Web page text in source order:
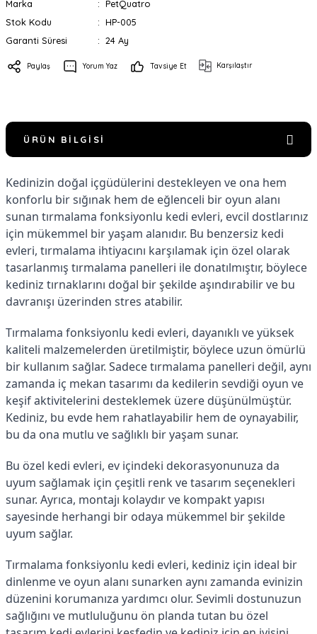
Marka
PetQuatro
Stok Kodu
HP-005
Garanti Süresi
24 Ay
Paylaş Yorum Yaz Tavsiye Et Karşılaştır
ÜRÜN BILGISI
Kedinizin doğal içgüdülerini destekleyen ve ona hem
konforlu bir sığınak hem de eğlenceli bir oyun alanı
sunan tırmalama fonksiyonlu kedi evleri, evcil dostlarınız
için mükemmel bir yaşam alanıdır. Bu benzersiz kedi
evleri, tırmalama ihtiyacını karşılamak için özel olarak
tasarlanmış tırmalama panelleri ile donatılmıştır, böylece
kediniz tırnaklarını doğal bir şekilde aşındırabilir ve bu
davranışı üzerinden stres atabilir.
Tırmalama fonksiyonlu kedi evleri, dayanıklı ve yüksek
kaliteli malzemelerden üretilmiştir, böylece uzun ömürlü
bir kullanım sağlar. Sadece tırmalama panelleri değil, aynı
zamanda iç mekan tasarımı da kedilerin sevdiği oyun ve
keşif aktivitelerini desteklemek üzere düşünülmüştür.
Kediniz, bu evde hem rahatlayabilir hem de oynayabilir,
bu da ona mutlu ve sağlıklı bir yaşam sunar.
Bu özel kedi evleri, ev içindeki dekorasyonunuza da
uyum sağlamak için çeşitli renk ve tasarım seçenekleri
sunar. Ayrıca, montajı kolaydır ve kompakt yapısı
sayesinde herhangi bir odaya mükemmel bir şekilde
uyum sağlar.
Tırmalama fonksiyonlu kedi evleri, kediniz için ideal bir
dinlenme ve oyun alanı sunarken aynı zamanda evinizin
düzenini korumanıza yardımcı olur. Sevimli dostunuzun
sağlığını ve mutluluğunu ön planda tutan bu özel